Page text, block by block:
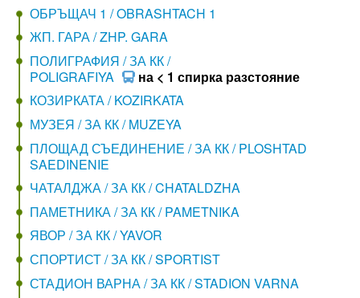
ОБРЪЩАЧ 1 / OBRASHTACH 1
ЖП. ГАРА / ZHP. GARA
ПОЛИГРАФИЯ / ЗА КК /
POLIGRAFIYA
на < 1 спирка разстояние
КОЗИРКАТА / KOZIRKATA
МУЗЕЯ / ЗА КК / MUZEYA
ПЛОЩАД СЪЕДИНЕНИЕ / ЗА КК / PLOSHTAD
SAEDINENIE
ЧАТАЛДЖА / ЗА КК / CHATALDZHA
ПАМЕТНИКА / ЗА КК / PAMETNIKA
ЯВОР / ЗА КК / YAVOR
СПОРТИСТ / ЗА КК / SPORTIST
СТАДИОН ВАРНА / ЗА КК / STADION VARNA